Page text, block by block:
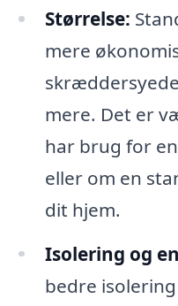
Størrelse:
mere
mere. Det er
har brug for
eller om en
dit hjem.
Isolering og
bedre